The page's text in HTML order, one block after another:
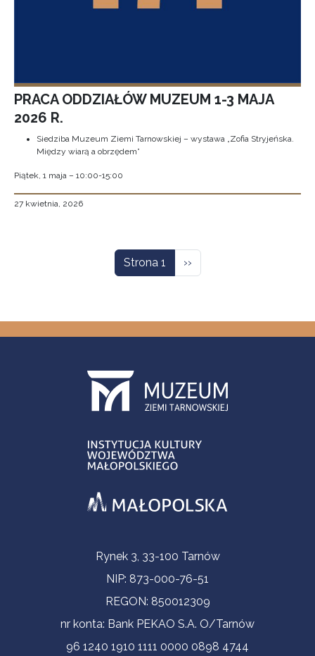
PRACA ODDZIAŁÓW MUZEUM 1-3 MAJA
2026 R.
Siedziba Muzeum Ziemi Tarnowskiej – wystawa „Zofia Stryjeńska.
Między wiarą a obrzędem”
Piątek, 1 maja – 10:00-15:00
27 kwietnia, 2026
Strona 1 Następna strona
››
Informacje kontaktoweRynek 3, 33-100 Tarnów
NIP: 873-000-76-51
REGON: 850012309
nr konta: Bank PEKAO S.A. O/Tarnów
96 1240 1910 1111 0000 0898 4744